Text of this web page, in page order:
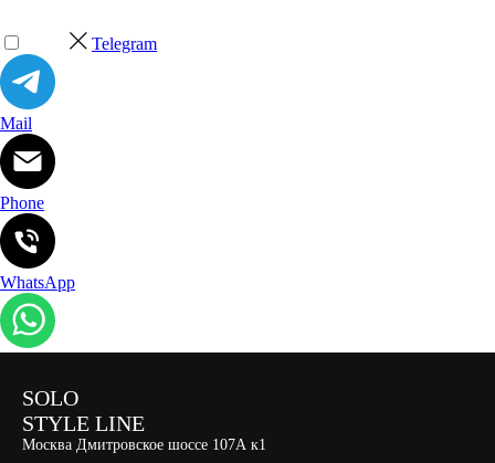
Telegram
Mail
Phone
WhatsApp
SOLO
STYLE LINE
Москва Дмитровское шоссе 107А к1